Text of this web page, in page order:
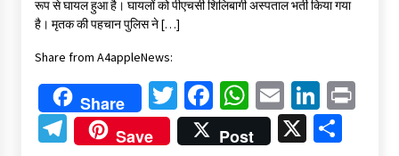
रूप से घायल हुआ है। घायलों को पीएचसी शिलिबागी अस्पताल भर्ती किया गया
है। मृतक की पहचान पुलिस ने […]
Share from A4appleNews:
Share Twitter
Facebook
WhatsApp
Email
Telegram
Save Post X